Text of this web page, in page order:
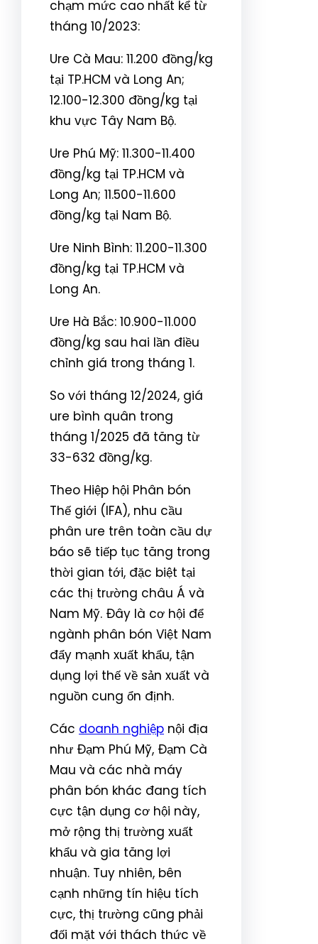
chạm mức cao nhất kể từ
tháng 10/2023:
Ure Cà Mau: 11.200 đồng/kg
tại TP.HCM và Long An;
12.100-12.300 đồng/kg tại
khu vực Tây Nam Bộ.
Ure Phú Mỹ: 11.300-11.400
đồng/kg tại TP.HCM và
Long An; 11.500-11.600
đồng/kg tại Nam Bộ.
Ure Ninh Bình: 11.200-11.300
đồng/kg tại TP.HCM và
Long An.
Ure Hà Bắc: 10.900-11.000
đồng/kg sau hai lần điều
chỉnh giá trong tháng 1.
So với tháng 12/2024, giá
ure bình quân trong
tháng 1/2025 đã tăng từ
33-632 đồng/kg.
Theo Hiệp hội Phân bón
Thế giới (IFA), nhu cầu
phân ure trên toàn cầu dự
báo sẽ tiếp tục tăng trong
thời gian tới, đặc biệt tại
các thị trường châu Á và
Nam Mỹ. Đây là cơ hội để
ngành phân bón Việt Nam
đẩy mạnh xuất khẩu, tận
dụng lợi thế về sản xuất và
nguồn cung ổn định.
Các doanh nghiệp nội địa
như Đạm Phú Mỹ, Đạm Cà
Mau và các nhà máy
phân bón khác đang tích
cực tận dụng cơ hội này,
mở rộng thị trường xuất
khẩu và gia tăng lợi
nhuận. Tuy nhiên, bên
cạnh những tín hiệu tích
cực, thị trường cũng phải
đối mặt với thách thức về